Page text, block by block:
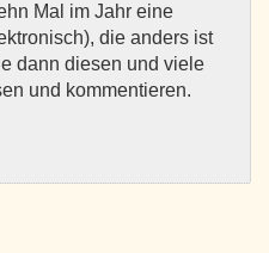
Mal im Jahr eine
die anders ist
dann diesen und viele
und kommentieren.